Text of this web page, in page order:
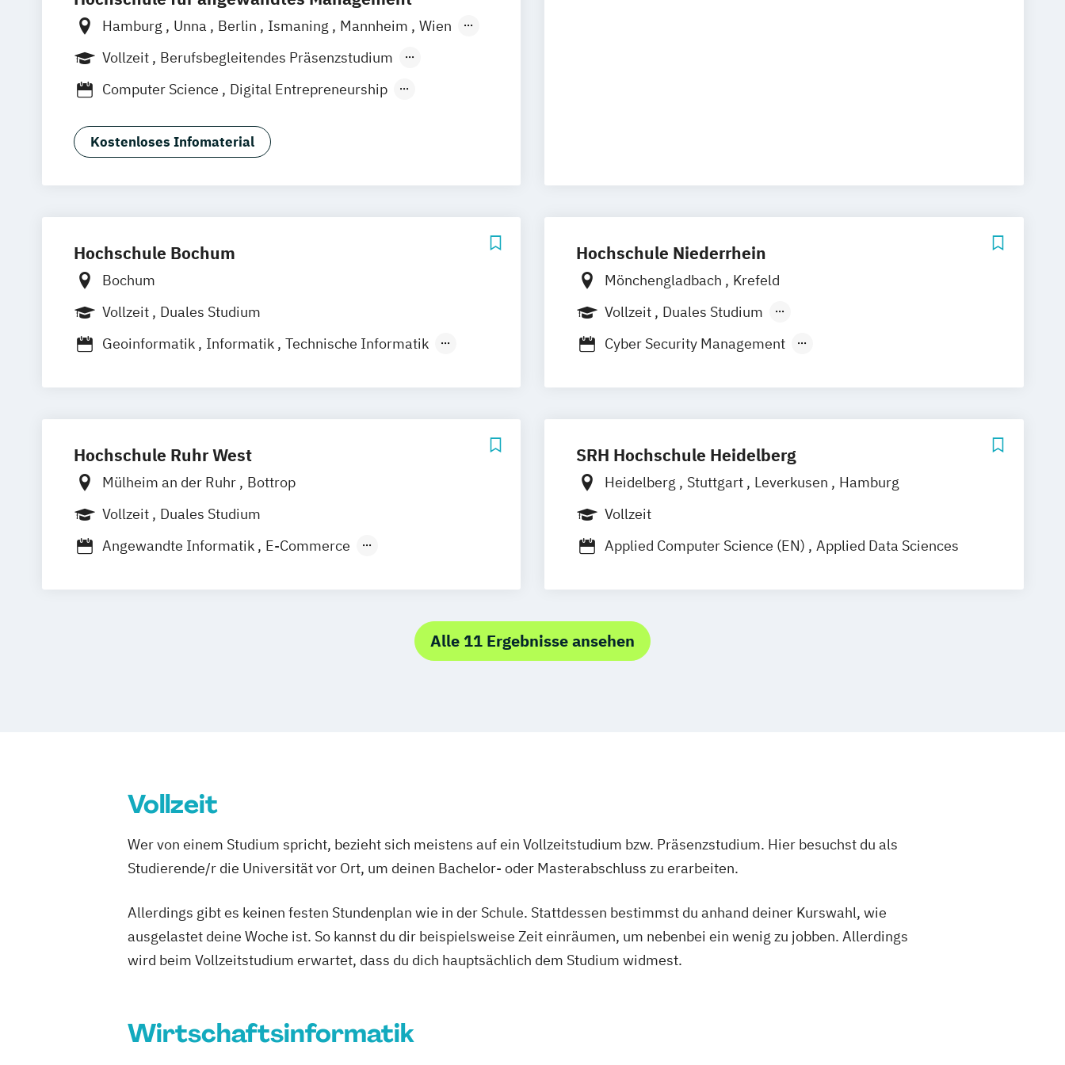
Hamburg Unna Berlin Ismaning Mannheim
Wien
Frankfurt
Hannover Leipzig Düsseldorf
Nürnberg
Stuttgart
Vollzeit
Berufsbegleitendes Präsenzstudium
Duales Studium
Computer Science
Digital Entrepreneurship
Wirtschaftsinformatik
Wirtschaftsinformatik - Cyber Security
Kostenloses Infomaterial
Hochschule Bochum
Bochum
Vollzeit
Duales Studium
Geoinformatik
Informatik
Technische Informatik
Hochschule Niederrhein
Mönchengladbach
Krefeld
Vollzeit
Duales Studium
Berufsbegleitendes Präsenzstudium
Cyber Security Management
Medizinische Informatik Wirtschaftsinformatik
Hochschule Ruhr West
Mülheim an der Ruhr
Bottrop
Vollzeit
Duales Studium
Angewandte Informatik
E-Commerce
SRH Hochschule Heidelberg
Heidelberg Stuttgart Leverkusen
Hamburg
Vollzeit
Applied Computer Science (EN)
Applied Data Sciences
Alle 11 Ergebnisse ansehen
Vollzeit
Wer von einem Studium spricht, bezieht sich meistens auf ein Vollzeitstudium bzw. Präsenzstudium. Hier besuchst du als
Studierende/r die Universität vor Ort, um deinen Bachelor- oder Masterabschluss zu erarbeiten.
Allerdings gibt es keinen festen Stundenplan wie in der Schule. Stattdessen bestimmst du anhand deiner Kurswahl, wie
ausgelastet deine Woche ist. So kannst du dir beispielsweise Zeit einräumen, um nebenbei ein wenig zu jobben. Allerdings
wird beim Vollzeitstudium erwartet, dass du dich hauptsächlich dem Studium widmest.
Wirtschaftsinformatik